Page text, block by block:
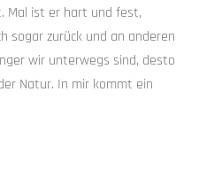
Mal ist er hart und fest,
sogar zurück und an anderen
wir unterwegs sind, desto
Natur. In mir kommt ein